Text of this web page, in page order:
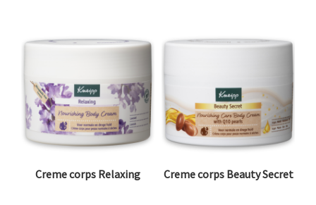
Creme corps Relaxing Creme corps Beauty Secret